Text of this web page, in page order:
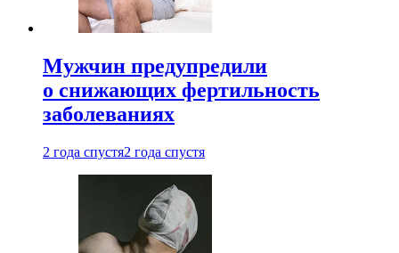
Мужчин предупредили
о снижающих фертильность
заболеваниях
2 года спустя2 года спустя